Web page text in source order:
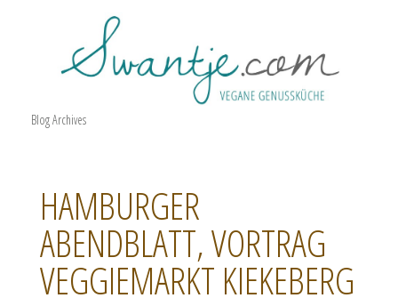
Blog Archives
HAMBURGER
ABENDBLATT, VORTRAG
VEGGIEMARKT KIEKEBERG